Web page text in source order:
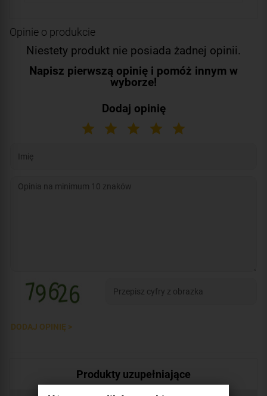
Opinie o produkcie
Niestety produkt nie posiada żadnej opinii.
Napisz pierwszą opinię i pomóż innym w
wyborze!
Dodaj opinię
DODAJ OPINIĘ >
Produkty uzupełniające